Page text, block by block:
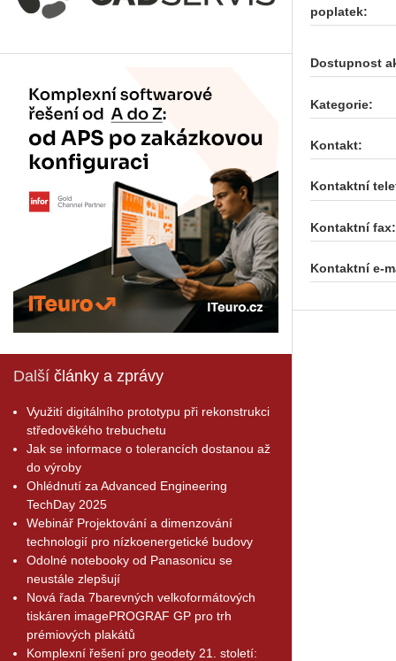
Další články a zprávy
Využití digitálního prototypu při rekonstrukci
středověkého trebuchetu
Jak se informace o tolerancích dostanou až
do výroby
Ohlédnutí za Advanced Engineering
TechDay 2025
Webinář Projektování a dimenzování
technologií pro nízkoenergetické budovy
Odolné notebooky od Panasonicu se
neustále zlepšují
Nová řada 7barevných velkoformátových
tiskáren imagePROGRAF GP pro trh
prémiových plakátů
Komplexní řešení pro geodety 21. století:
poplatek:
Dostupnost
Kategorie:
Kontakt:
Kontaktní
Kontaktní fax:
Kontaktní e-